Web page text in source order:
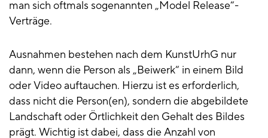
man sich oftmals sogenannten „Model Release“-
Verträge.
Ausnahmen bestehen nach dem KunstUrhG nur
dann, wenn die Person als „Beiwerk“ in einem Bild
oder Video auftauchen. Hierzu ist es erforderlich,
dass nicht die Person(en), sondern die abgebildete
Landschaft oder Örtlichkeit den Gehalt des Bildes
prägt. Wichtig ist dabei, dass die Anzahl von